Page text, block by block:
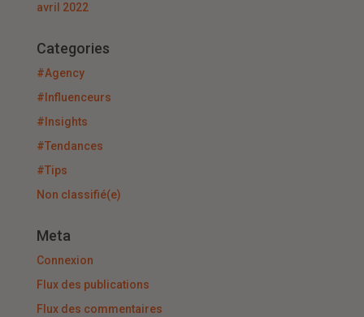
avril 2022
Categories
#Agency
#Influenceurs
#Insights
#Tendances
#Tips
Non classifié(e)
Meta
Connexion
Flux des publications
Flux des commentaires